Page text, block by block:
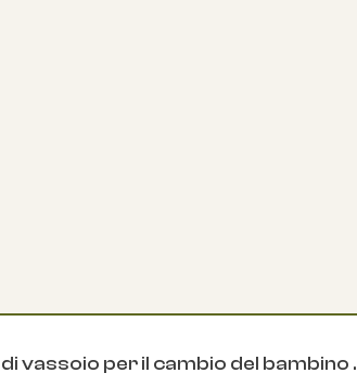
vassoio per il cambio del bambino .